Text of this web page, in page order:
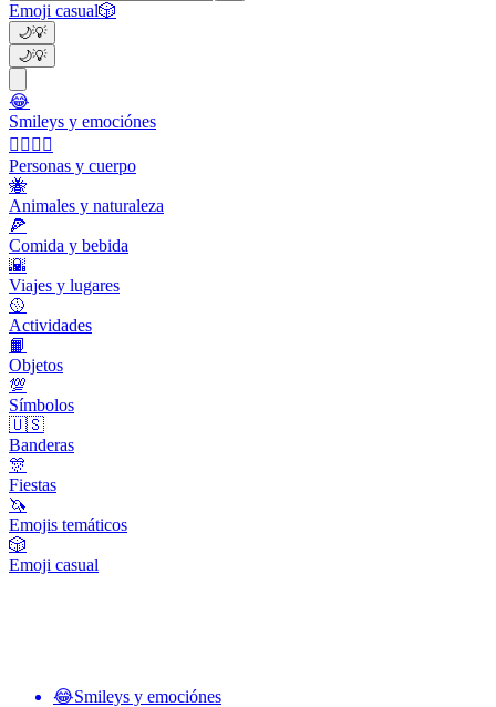
Emoji casual🎲
🌙💡
🌙💡
😂
Smileys y emociónes
👩‍❤️‍💋‍👨
Personas y cuerpo
🐝
Animales y naturaleza
🍕
Comida y bebida
🌇
Viajes y lugares
🥎
Actividades
📙
Objetos
💯
Símbolos
🇺🇸
Banderas
🎊
Fiestas
🦄
Emojis temáticos
🎲
Emoji casual
😂Smileys y emociónes